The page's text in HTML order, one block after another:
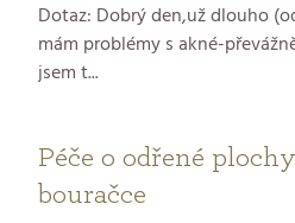
Dotaz: Dobrý den,už dlouho
mám problémy s akné-
jsem t...
Péče o odřené
bouračce